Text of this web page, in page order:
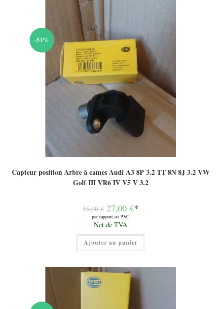
-51%
Capteur position Arbre à cames Audi A3 8P 3.2 TT 8N 8J 3.2 VW
Golf III VR6 IV V5 V 3.2
55,00€ Le
prix
initial
était :
55,00 €.
27,00 €*
par rapport au PVC
Le
prix
actuel
est :
27,00 €.
Net de TVA
Ajouter au panier